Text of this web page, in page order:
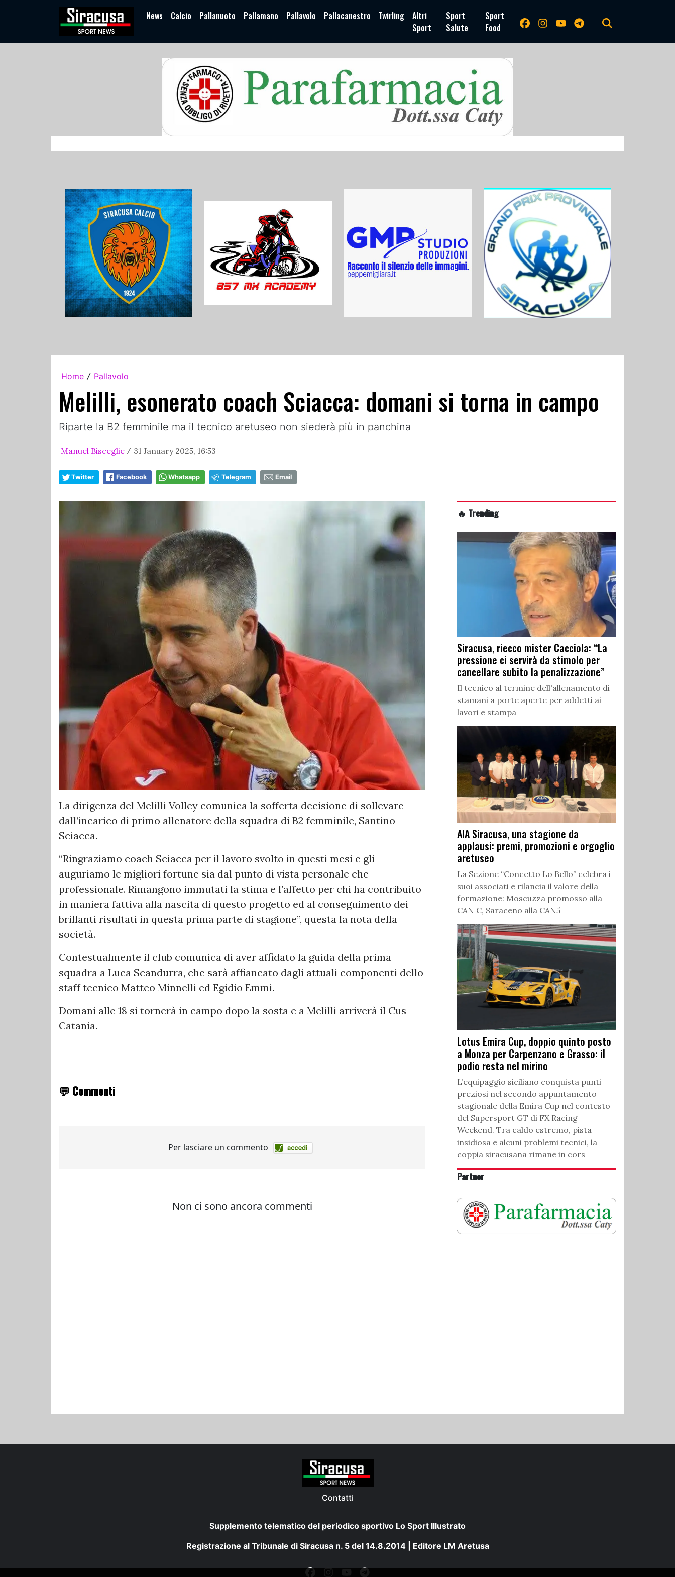
News Calcio Pallanuoto Pallamano Pallavolo Pallacanestro Twirling
Altri
Sport
Sport
Salute
Sport
Food
Home / Pallavolo
Melilli, esonerato coach Sciacca: domani si torna in campo
Riparte la B2 femminile ma il tecnico aretuseo non siederà più in panchina
Manuel Bisceglie / 31 January 2025, 16:53
Twitter Facebook Whatsapp Telegram Email
La dirigenza del Melilli Volley comunica la sofferta decisione di sollevare
dall’incarico di primo allenatore della squadra di B2 femminile, Santino
Sciacca.
“Ringraziamo coach Sciacca per il lavoro svolto in questi mesi e gli
auguriamo le migliori fortune sia dal punto di vista personale che
professionale. Rimangono immutati la stima e l’affetto per chi ha contribuito
in maniera fattiva alla nascita di questo progetto ed al conseguimento dei
brillanti risultati in questa prima parte di stagione”, questa la nota della
società.
Contestualmente il club comunica di aver affidato la guida della prima
squadra a Luca Scandurra, che sarà affiancato dagli attuali componenti dello
staff tecnico Matteo Minnelli ed Egidio Emmi.
Domani alle 18 si tornerà in campo dopo la sosta e a Melilli arriverà il Cus
Catania.
💬 Commenti
🔥 Trending
Siracusa, riecco mister Cacciola: “La
pressione ci servirà da stimolo per
cancellare subito la penalizzazione”
Il tecnico al termine dell'allenamento di
stamani a porte aperte per addetti ai
lavori e stampa
AIA Siracusa, una stagione da
applausi: premi, promozioni e orgoglio
aretuseo
La Sezione “Concetto Lo Bello” celebra i
suoi associati e rilancia il valore della
formazione: Moscuzza promosso alla
CAN C, Saraceno alla CAN5
Lotus Emira Cup, doppio quinto posto
a Monza per Carpenzano e Grasso: il
podio resta nel mirino
L’equipaggio siciliano conquista punti
preziosi nel secondo appuntamento
stagionale della Emira Cup nel contesto
del Supersport GT di FX Racing
Weekend. Tra caldo estremo, pista
insidiosa e alcuni problemi tecnici, la
coppia siracusana rimane in cors
Partner
Contatti
Supplemento telematico del periodico sportivo Lo Sport Illustrato
Registrazione al Tribunale di Siracusa n. 5 del 14.8.2014 | Editore LM Aretusa